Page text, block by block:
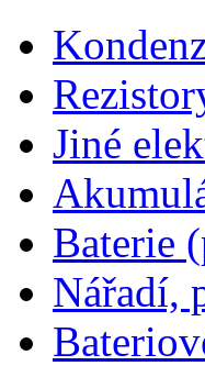
Jiné
Baterie
Nářadí,